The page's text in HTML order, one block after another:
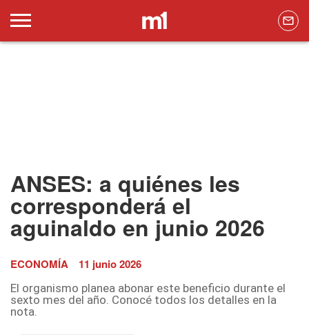
ANSES: a quiénes les
corresponderá el
aguinaldo en junio 2026
ECONOMÍA 11 junio 2026
El organismo planea abonar este beneficio durante el
sexto mes del año. Conocé todos los detalles en la
nota.